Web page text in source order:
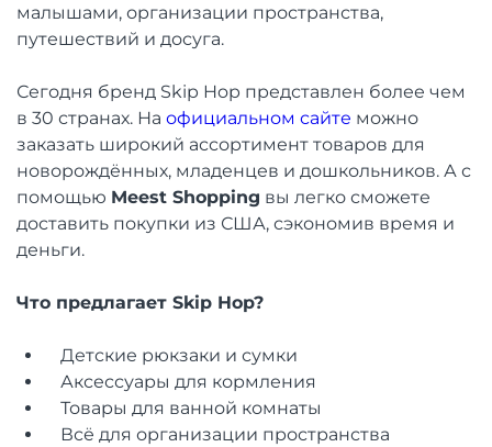
малышами, организации пространства,
путешествий и досуга.
Сегодня бренд Skip Hop представлен более чем
в 30 странах. На официальном сайте можно
заказать широкий ассортимент товаров для
новорождённых, младенцев и дошкольников. А с
помощью Meest Shopping вы легко сможете
доставить покупки из США, сэкономив время и
деньги.
Что предлагает Skip Hop?
Детские рюкзаки и сумки
Аксессуары для кормления
Товары для ванной комнаты
Всё для организации пространства